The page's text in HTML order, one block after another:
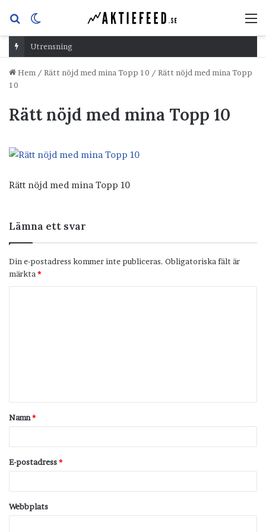
Sök
efterskin
Utrensning
Hem / Rätt nöjd med mina Topp 10 / Rätt nöjd med mina Topp
10
Rätt nöjd med mina Topp 10
Rätt nöjd med mina Topp 10
Lämna ett svar
Din e-postadress kommer inte publiceras. Obligatoriska fält är
märkta *
t
a
Namn*
E-postadress*
Webbplats